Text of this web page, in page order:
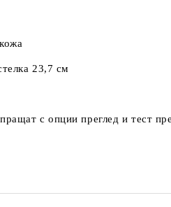
23,7 см
с опции преглед и тест